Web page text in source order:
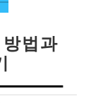
법과